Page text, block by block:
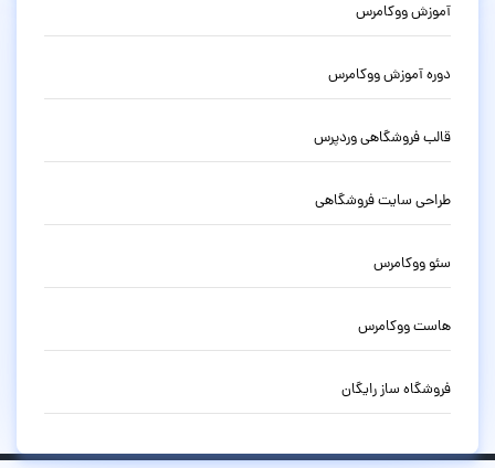
آموزش ووکامرس
دوره آموزش ووکامرس
قالب فروشگاهی وردپرس
طراحی سایت فروشگاهی
سئو ووکامرس
هاست ووکامرس
فروشگاه ساز رایگان